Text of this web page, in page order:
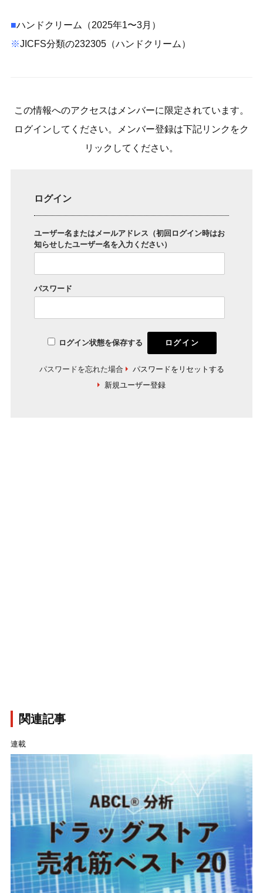
■ハンドクリーム（2025年1〜3月）
※JICFS分類の232305（ハンドクリーム）
この情報へのアクセスはメンバーに限定されています。
ログインしてください。メンバー登録は下記リンクをク
リックしてください。
ログイン
ユーザー名またはメールアドレス（初回ログイン時はお
知らせしたユーザー名を入力ください）
パスワード
ログイン状態を保存する
パスワードを忘れた場合
パスワードをリセットする
新規ユーザー登録
関連記事
連載